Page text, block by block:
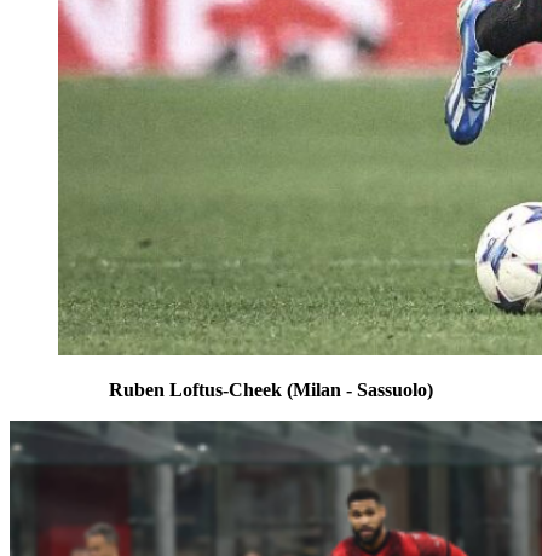
Ruben Loftus-Cheek (Milan - Sassuolo)